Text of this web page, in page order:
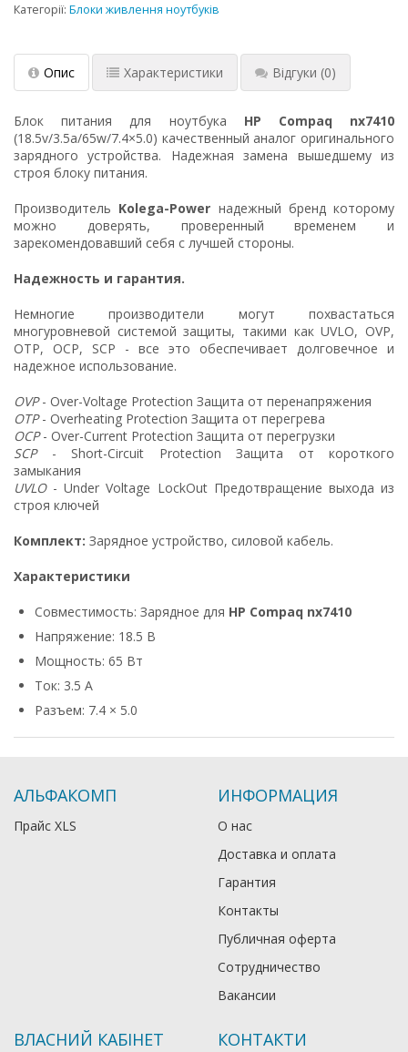
Категорії: Блоки живлення ноутбуків
Опис Характеристики Відгуки (0)
Блок питания для ноутбука HP Compaq nx7410
(18.5v/3.5a/65w/7.4×5.0) качественный аналог оригинального
зарядного устройства. Надежная замена вышедшему из
строя блоку питания.
Производитель Kolega-Power надежный бренд которому
можно доверять, проверенный временем и
зарекомендовавший себя с лучшей стороны.
Надежность и гарантия.
Немногие производители могут похвастаться
многуровневой системой защиты, такими как UVLO, OVP,
OTP, OCP, SCP - все это обеспечивает долговечное и
надежное использование.
OVP- Over-Voltage Protection Защита от перенапряжения
OTP- Overheating Protection Защита от перегрева
OCP- Over-Current Protection Защита от перегрузки
SCP- Short-Circuit Protection Защита от короткого
замыкания
UVLO- Under Voltage LockOut Предотвращение выхода из
строя ключей
Комплект: Зарядное устройство, силовой кабель.
Характеристики
Совместимость: Зарядное для HP Compaq nx7410
Напряжение: 18.5 В
Мощность: 65 Вт
Ток: 3.5 А
Разъем: 7.4 × 5.0
АЛЬФАКОМП
Прайс XLS
ИНФОРМАЦИЯ
О нас
Доставка и оплата
Гарантия
Контакты
Публичная оферта
Сотрудничество
Вакансии
ВЛАСНИЙ КАБІНЕТ КОНТАКТИ